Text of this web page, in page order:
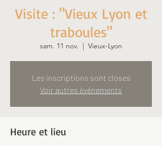
Visite : "Vieux Lyon et
traboules"
sam. 11 nov.
  |
Vieux-Lyon
Les inscriptions sont closes
Voir autres événements
Heure et lieu